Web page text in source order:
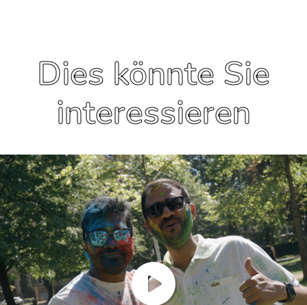
Dies könnte Sie
interessieren